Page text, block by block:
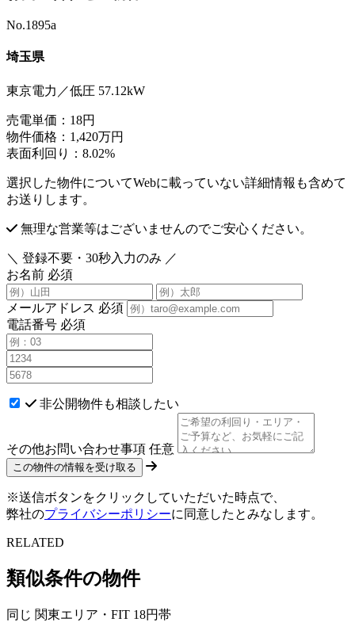
No.1895a
埼玉県
東京電力／低圧 57.12kW
売電単価： 18円
物件価格： 1,420万円
表面利回り： 8.02%
選択した物件についてWebに載っていない詳細情報も含めて
お送りします。
無理な営業等はございませんのでご安心ください。
＼ 登録不要・30秒入力のみ ／
お名前 必須
メールアドレス 必須
電話番号 必須
非公開物件も相談したい
その他お問い合わせ事項 任意
※送信ボタンをクリックしていただいた時点で、
弊社のプライバシーポリシーに同意したとみなします。
RELATED
類似条件の物件
同じ 関東エリア・FIT 18円帯